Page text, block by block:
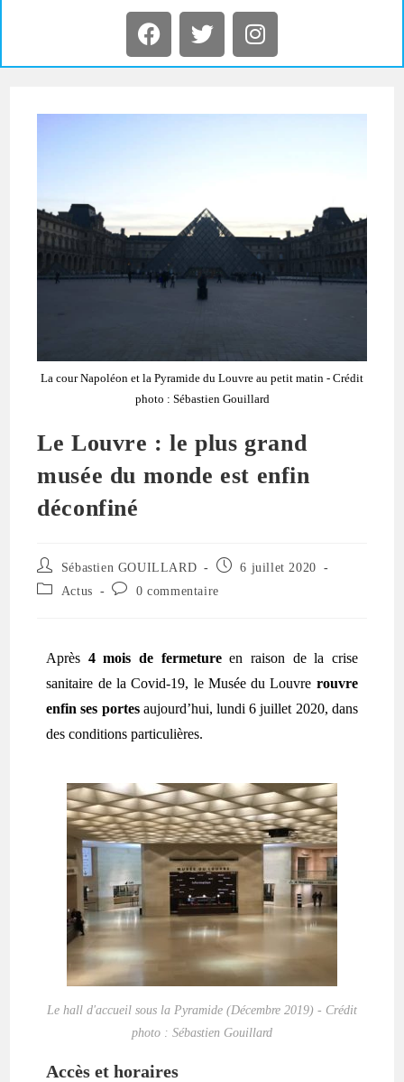
La cour Napoléon et la Pyramide du Louvre au petit matin - Crédit
photo : Sébastien Gouillard
Le Louvre : le plus grand
musée du monde est enfin
déconfiné
Sébastien GOUILLARD
6 juillet 2020
Actus
0 commentaire
Après 4 mois de fermetureen raison de la crise
sanitaire de la Covid-19, le Musée du Louvre rouvre
enfin ses portesaujourd’hui, lundi 6 juillet 2020, dans
des conditions particulières.
Le hall d'accueil sous la Pyramide (Décembre 2019) - Crédit
photo : Sébastien Gouillard
Accès et horaires